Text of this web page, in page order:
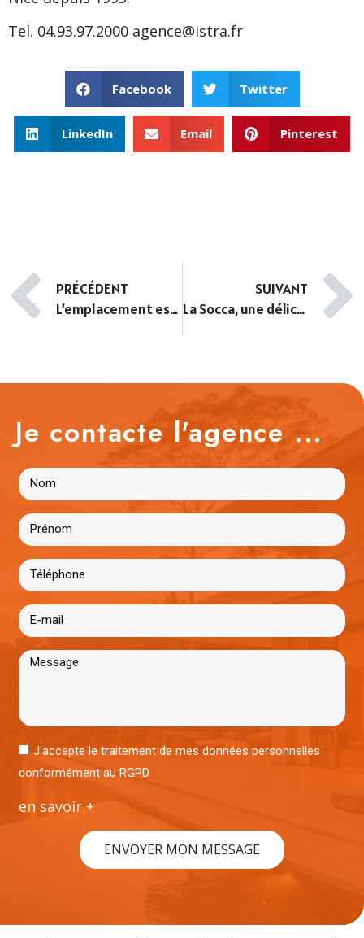
Tel. 04.93.97.2000 agence@istra.fr
Facebook Twitter
LinkedIn Email Pinterest
PRÉCÉDENT
L’emplacement est tout dans l’immobilier
SUIVANT
La Socca, une délicieuse spécialité niçoise
Je contacte l'agence ...
J'accepte le traitement de mes données personnelles
conformément au RGPD
en savoir +
ENVOYER MON MESSAGE